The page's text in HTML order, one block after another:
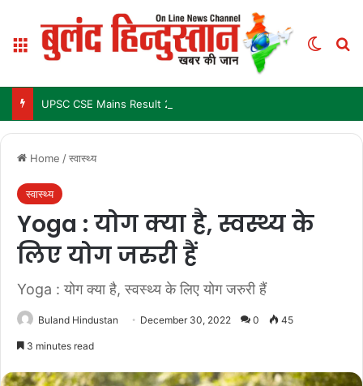
Menu
Home /स्वास्थ्य
स्वास्थ्य
Yoga : योग क्या है, स्वस्थ्य के
लिए योग जरुरी हैं
Yoga : योग क्या है, स्वस्थ्य के लिए योग जरुरी हैं
Buland Hindustan December 30, 2022 0 45
3 minutes read